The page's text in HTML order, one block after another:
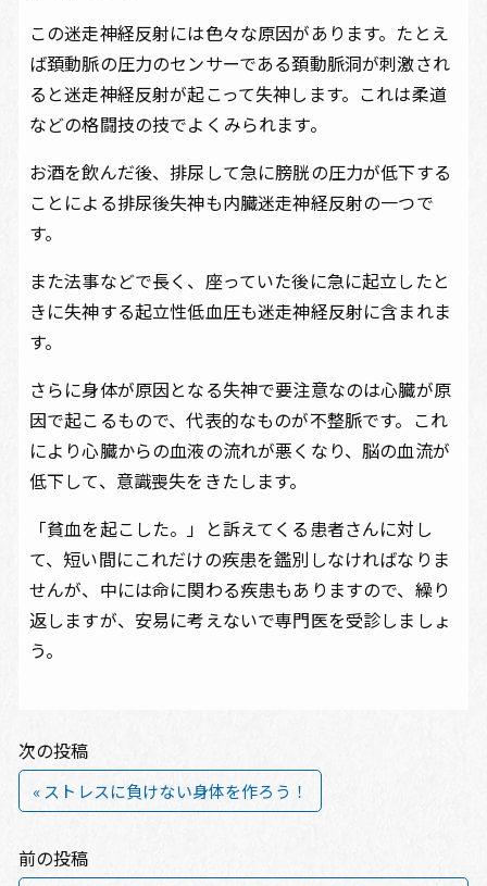
この迷走神経反射には色々な原因があります。たとえ
ば頚動脈の圧力のセンサーである頚動脈洞が刺激され
ると迷走神経反射が起こって失神します。これは柔道
などの格闘技の技でよくみられます。
お酒を飲んだ後、排尿して急に膀胱の圧力が低下する
ことによる排尿後失神も内臓迷走神経反射の一つで
す。
また法事などで長く、座っていた後に急に起立したと
きに失神する起立性低血圧も迷走神経反射に含まれま
す。
さらに身体が原因となる失神で要注意なのは心臓が原
因で起こるもので、代表的なものが不整脈です。これ
により心臓からの血液の流れが悪くなり、脳の血流が
低下して、意識喪失をきたします。
「貧血を起こした。」と訴えてくる患者さんに対し
て、短い間にこれだけの疾患を鑑別しなければなりま
せんが、中には命に関わる疾患もありますので、繰り
返しますが、安易に考えないで専門医を受診しましょ
う。
次の投稿
« ストレスに負けない身体を作ろう！
前の投稿